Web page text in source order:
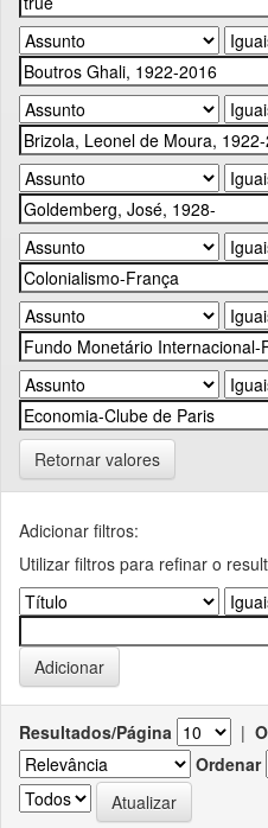
Retornar valores
Adicionar filtros:
Utilizar filtros para refinar o
Resultados/Página |
Ordenar